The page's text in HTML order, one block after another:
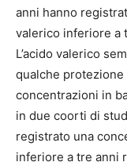
anni hanno
valerico inferiore a
L’acido valerico
qualche protezione
concentrazioni in
in due coorti di
registrato una
inferiore a tre anni